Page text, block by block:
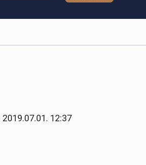
12:37